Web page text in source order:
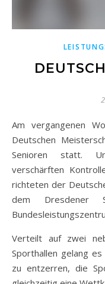
Am vergangenen Wochenende fanden in Dresden die
Deutschen
Senioren statt.
verschärften
richteten der
dem Dresdener
Verteilt auf zwei
Sporthallen gelang
zu entzerren, die